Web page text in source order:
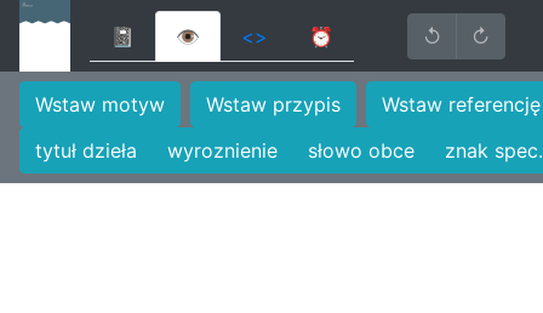
📓 👁 <> ⏰ ↺ ↻
Wstaw motyw Wstaw przypis
Wstaw referencję
tytuł dzieła
wyroznienie słowo obce znak spec.